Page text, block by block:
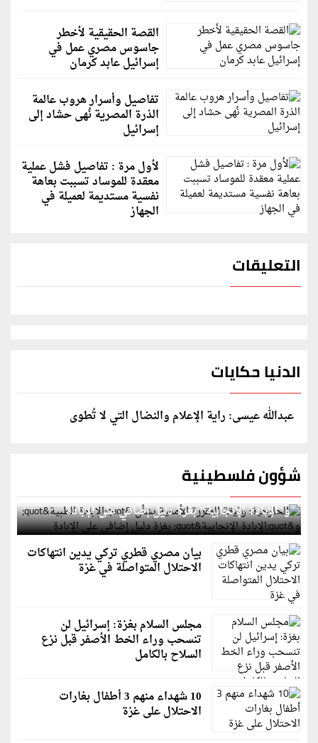
القصة الحقيقية لأخطر
جاسوس مصري عمل في
إسرائيل عابد كرمان
تفاصيل وأسرار هروب عالمة
الذرة المصرية نُهى حشاد إلى
إسرائيل
لأول مرة : تفاصيل فشل عملية
معقدة للموساد تسببت بعاهة
نفسية مستديمة لعميلة في
الجهاز
التعليقات
الدنيا حكايات
عبدالله عيسى: راية الإعلام والنضال التي لا تُطوى
شؤون فلسطينية
الخارجية: وثيقة المقررة الأممية بشأن "الإبادة الطبية"
و"الإبادة الإنجابية" بغزة دليل إضافي على الإبادة
بيان مصري قطري تركي يدين انتهاكات
الاحتلال المتواصلة في غزة
مجلس السلام بغزة: إسرائيل لن
تنسحب وراء الخط الأصفر قبل نزع
السلاح بالكامل
10 شهداء منهم 3 أطفال بغارات
الاحتلال على غزة